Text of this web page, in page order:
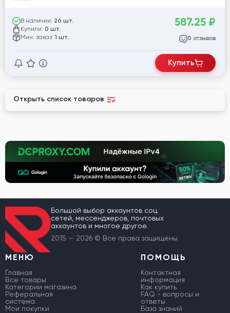
В наличии: 26 шт.
Купили: 0 шт.
Мин. заказ: 1 шт.
587.25 ₽
0 отзывов
Купить
Открыть список товаров
Большой выбор аккаунтов соц.
сетей, мессенджеров, почтовых
аккаунтов и многое другое.
2015 — 2026 © Все права защищены
МЕНЮ
Главная
Все товары
Категории магазина
Реферальная
система
Мои покупки
ПОМОЩЬ
Контактная
информация
Как купить
FAQ - вопросы и
ответы
База знаний